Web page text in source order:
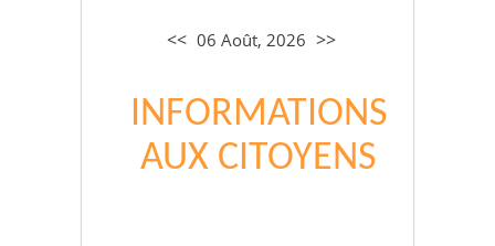
<< 06 Août, 2026 >>
INFORMATIONS
AUX CITOYENS